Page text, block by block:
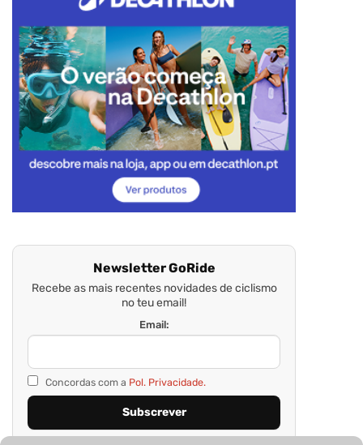
Newsletter GoRide
Recebe as mais recentes novidades de ciclismo
no teu email!
Email:
Concordas com a Pol. Privacidade.